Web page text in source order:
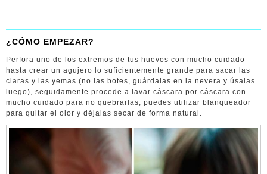
¿CÓMO EMPEZAR?
Perfora uno de los extremos de tus huevos con mucho cuidado
hasta crear un agujero lo suficientemente grande para sacar las
claras y las yemas (no las botes, guárdalas en la nevera y úsalas
luego), seguidamente procede a lavar cáscara por cáscara con
mucho cuidado para no quebrarlas, puedes utilizar blanqueador
para quitar el olor y déjalas secar de forma natural.